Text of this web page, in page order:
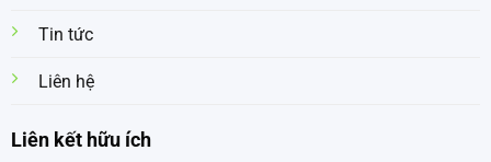
Tin tức
Liên hệ
Liên kết hữu ích